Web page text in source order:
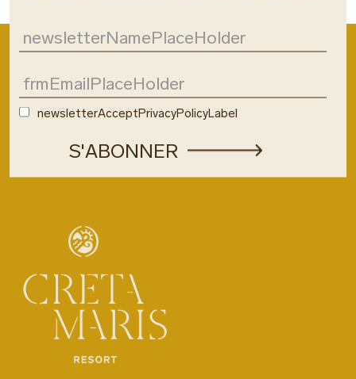
newsletterAcceptPrivacyPolicyLabel